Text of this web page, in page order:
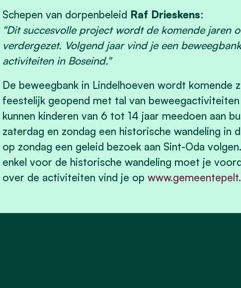
Schepen van dorpenbeleid Raf Drieskens:
"Dit succesvolle project wordt de komende jaren
verdergezet. Volgend jaar vind je een
activiteiten in Boseind."
De beweegbank in Lindelhoeven wordt komende
feestelijk geopend met tal van
kunnen kinderen van 6 tot 14 jaar meedoen aan
zaterdag en zondag een historische wandeling in
op zondag een geleid bezoek aan Sint-Oda
enkel voor de historische wandeling moet je
over de activiteiten vind je op